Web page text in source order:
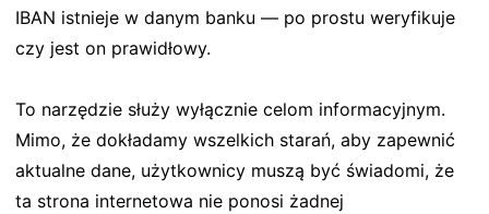
IBAN istnieje w danym banku — po prostu weryfikuje
czy jest on prawidłowy.
To narzędzie służy wyłącznie celom informacyjnym.
Mimo, że dokładamy wszelkich starań, aby zapewnić
aktualne dane, użytkownicy muszą być świadomi, że
ta strona internetowa nie ponosi żadnej